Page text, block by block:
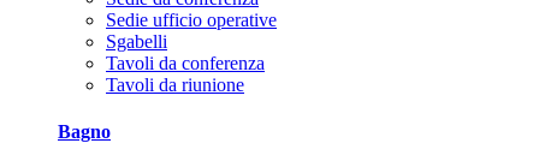
Sedie ufficio operative
Sgabelli
Tavoli da conferenza
Tavoli da riunione
Bagno